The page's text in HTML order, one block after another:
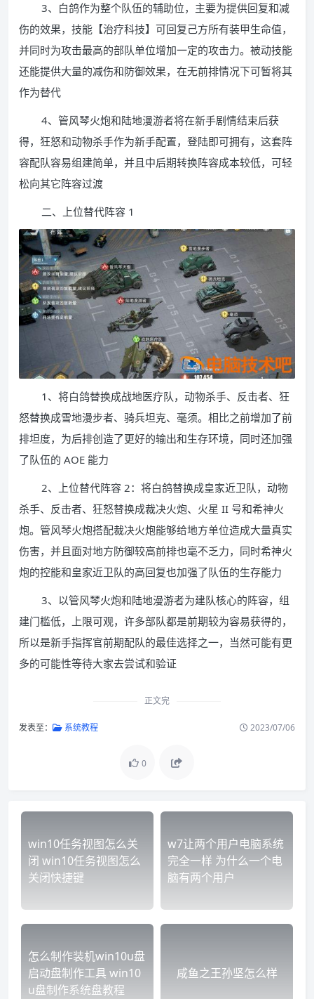
3、白鸽作为整个队伍的辅助位，主要为提供回复和减
伤的效果，技能【治疗科技】可回复己方所有装甲生命值，
并同时为攻击最高的部队单位增加一定的攻击力。被动技能
还能提供大量的减伤和防御效果，在无前排情况下可暂将其
作为替代
4、管风琴火炮和陆地漫游者将在新手剧情结束后获
得，狂怒和动物杀手作为新手配置，登陆即可拥有，这套阵
容配队容易组建简单，并且中后期转换阵容成本较低，可轻
松向其它阵容过渡
二、上位替代阵容 1
1、将白鸽替换成战地医疗队，动物杀手、反击者、狂
怒替换成雪地漫步者、骑兵坦克、毫须。相比之前增加了前
排坦度，为后排创造了更好的输出和生存环境，同时还加强
了队伍的 AOE 能力
2、上位替代阵容 2：将白鸽替换成皇家近卫队，动物
杀手、反击者、狂怒替换成裁决火炮、火星 II 号和希神火
炮。管风琴火炮搭配裁决火炮能够给地方单位造成大量真实
伤害，并且面对地方防御较高前排也毫不乏力，同时希神火
炮的控能和皇家近卫队的高回复也加强了队伍的生存能力
3、以管风琴火炮和陆地漫游者为建队核心的阵容，组
建门槛低，上限可观，许多部队都是前期较为容易获得的，
所以是新手指挥官前期配队的最佳选择之一，当然可能有更
多的可能性等待大家去尝试和验证
正文完
发表至： 系统教程 2023/07/06
0
win10任务视图怎么关
闭 win10任务视图怎么
关闭快捷键
w7让两个用户电脑系统
完全一样 为什么一个电
脑有两个用户
怎么制作装机win10u盘
启动盘制作工具 win10
u盘制作系统盘教程
咸鱼之王孙坚怎么样